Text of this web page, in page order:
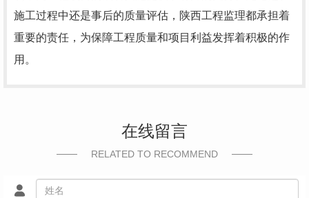
施工过程中还是事后的质量评估，陕西工程监理都承担着
重要的责任，为保障工程质量和项目利益发挥着积极的作
用。
在线留言
RELATED TO RECOMMEND